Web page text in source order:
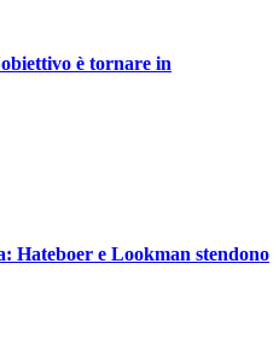
è tornare in
Hateboer e Lookman stendono